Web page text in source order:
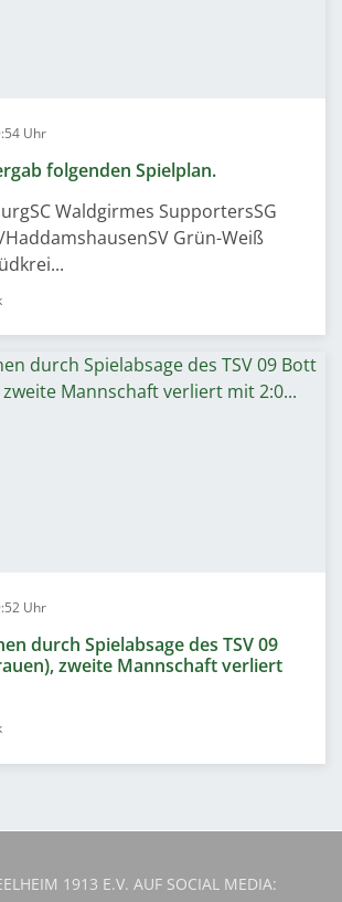
Uhr
folgenden Spielplan.
Waldgirmes SupportersSG
Grün-Weiß
Uhr
durch Spielabsage des TSV 09
zweite Mannschaft verliert
1913 E.V. AUF SOCIAL MEDIA: